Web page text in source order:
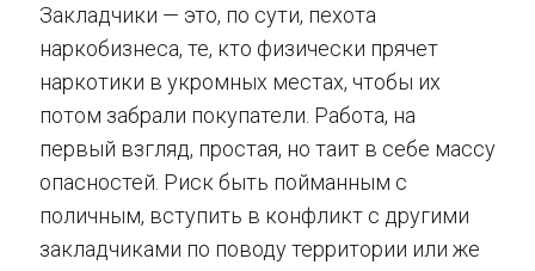
Закладчики — это, по сути, пехота
наркобизнеса, те, кто физически прячет
наркотики в укромных местах, чтобы их
потом забрали покупатели. Работа, на
первый взгляд, простая, но таит в себе массу
опасностей. Риск быть пойманным с
поличным, вступить в конфликт с другими
закладчиками по поводу территории или же